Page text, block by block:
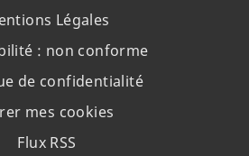
Légales
: non conforme
de confidentialité
mes cookies
Flux RSS